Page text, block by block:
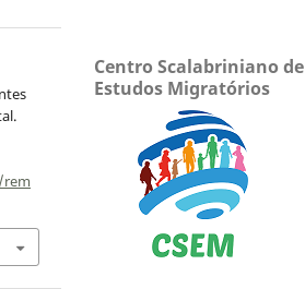
Centro Scalabriniano de
Estudos Migratórios